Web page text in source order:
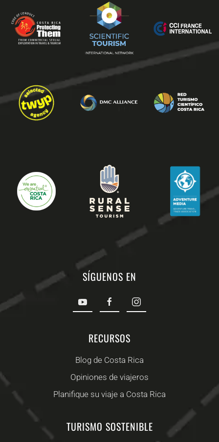
SÍGUENOS EN
RECURSOS
Blog de Costa Rica
Opiniones de viajeros
Planifique su viaje a Costa Rica
TURISMO SOSTENIBLE